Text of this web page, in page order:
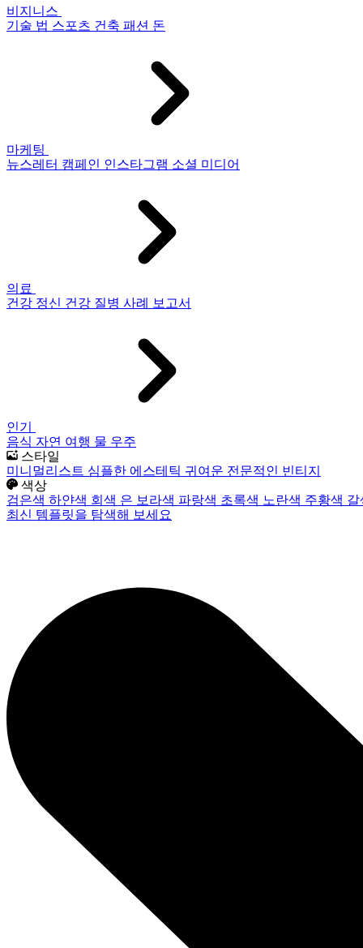
비지니스
기술 법 스포츠 건축 패션 돈
마케팅
뉴스레터 캠페인 인스타그램 소셜 미디어
의료
건강 정신 건강 질병 사례 보고서
인기
음식 자연 여행 물 우주
스타일
미니멀리스트 심플한 에스테틱 귀여운 전문적인 빈티지
색상
검은색 하얀색 회색 은 보라색 파랑색 초록색 노란색 주황색
최신 템플릿을 탐색해 보세요